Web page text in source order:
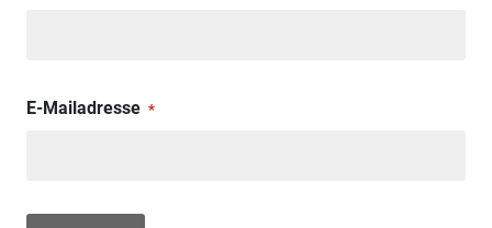
E-Mailadresse *